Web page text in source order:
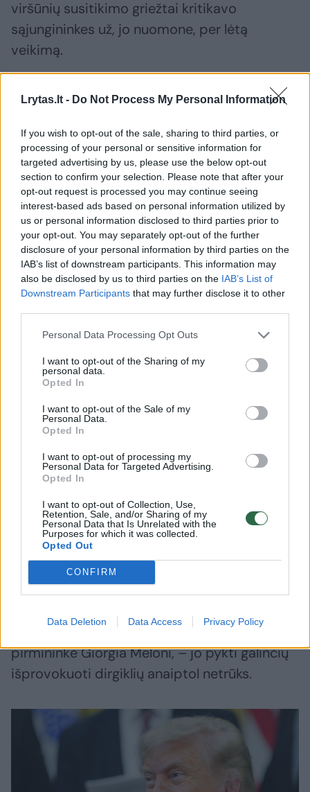
Lrytas.lt - Do Not Process My Personal Information
If you wish to opt-out of the sale, sharing to third parties, or
processing of your personal or sensitive information for
targeted advertising by us, please use the below opt-out
section to confirm your selection. Please note that after your
opt-out request is processed you may continue seeing
interest-based ads based on personal information utilized by
us or personal information disclosed to third parties prior to
your opt-out. You may separately opt-out of the further
disclosure of your personal information by third parties on the
IAB’s list of downstream participants. This information may
also be disclosed by us to third parties on the IAB’s List of
Downstream Participants that may further disclose it to other
Personal Data Processing Opt Outs
I want to opt-out of the Sharing of my
personal data.
Opted In
I want to opt-out of the Sale of my
Personal Data.
Opted In
I want to opt-out of processing my
Personal Data for Targeted Advertising.
Opted In
I want to opt-out of Collection, Use,
Retention, Sale, and/or Sharing of my
Personal Data that Is Unrelated with the
Purposes for which it was collected.
Opted Out
CONFIRM
Data Deletion Data Access Privacy Policy
viršūnių susitikimo griežtai kritikavo
sąjungininkes už, jo nuomone, per lėtą
veikimą.
„Būtų absurdiška JAV toliau eiti šiuo
Jie mums neištiesė pagalbos rankos!!!“ –
praėjusią savaitę savo platformoje „Truth
Social“ rašė D. Trumpas.
M. Rutte pabrėžė „realų mąstysenos
pokytį“
Europos šalių lyderiai siekia mažų mažiausiai
išvengti konflikto su kaprizingu JAV
prezidentu, kuris suduotų dar vieną smūgį
NATO patikimumui, ypač po to, kai D.
Trumpas ne kartą pasėjo abejonių dėl JAV
Diplomatai viliasi, kad D. Trumpo geri
santykiai su Turkijos vadovu Recepu Tayyipu
Erdoganu ir NATO vadovo M. Rutte aktyvūs
bandymai nuginkluoti JAV prezidentą žavesiu
padės suvaldyti jo nuotaikas viršūnių
susitikimo metu.
Tačiau, atsižvelgiant į tai, kad D. Trumpas
paskutinė iš jų buvo Italijos ministrė
pirmininkė Giorgia Meloni, – jo pykti galinčių
išprovokuoti dirgiklių anaiptol netrūks.